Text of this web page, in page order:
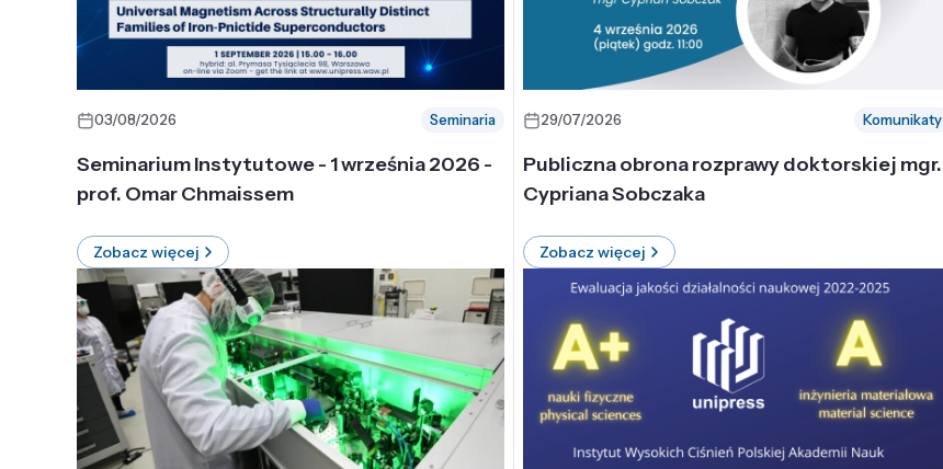
03/08/2026 Seminaria
Seminarium Instytutowe - 1 września 2026 -
prof. Omar Chmaissem
Zobacz więcej
29/07/2026 Komunikaty
Publiczna obrona rozprawy doktorskiej mgr.
Cypriana Sobczaka
Zobacz więcej